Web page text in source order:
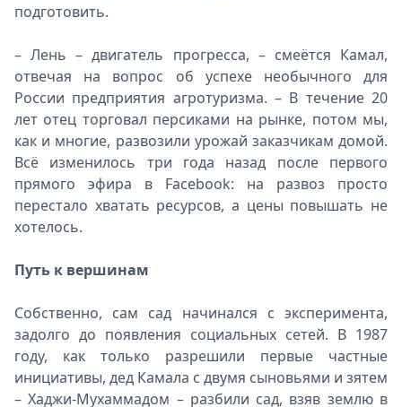
подготовить.
– Лень – двигатель прогресса, – смеётся Камал,
отвечая на вопрос об успехе необычного для
России предприятия агротуризма. – В течение 20
лет отец торговал персиками на рынке, потом мы,
как и многие, развозили урожай заказчикам домой.
Всё изменилось три года назад после первого
прямого эфира в Facebook: на развоз просто
перестало хватать ресурсов, а цены повышать не
хотелось.
Путь к вершинам
Собственно, сам сад начинался с эксперимента,
задолго до появления социальных сетей. В 1987
году, как только разрешили первые частные
инициативы, дед Камала с двумя сыновьями и зятем
– Хаджи-Мухаммадом – разбили сад, взяв землю в